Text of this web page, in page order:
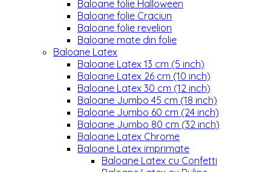
Baloane folie Halloween
Baloane folie Craciun
Baloane folie revelion
Baloane mate din folie
Baloane Latex
Baloane Latex 13 cm (5 inch)
Baloane Latex 26 cm (10 inch)
Baloane Latex 30 cm (12 inch)
Baloane Jumbo 45 cm (18 inch)
Baloane Jumbo 60 cm (24 inch)
Baloane Jumbo 80 cm (32 inch)
Baloane Latex Chrome
Baloane Latex imprimate
Baloane Latex cu Confetti